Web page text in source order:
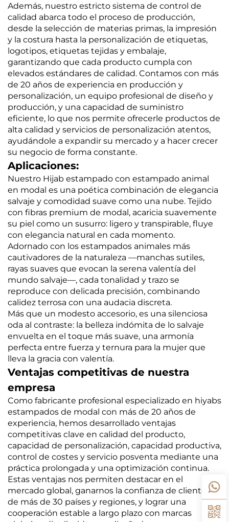
Además, nuestro estricto sistema de control de
calidad abarca todo el proceso de producción,
desde la selección de materias primas, la impresión
y la costura hasta la personalización de etiquetas,
logotipos, etiquetas tejidas y embalaje,
garantizando que cada producto cumpla con
elevados estándares de calidad. Contamos con más
de 20 años de experiencia en producción y
personalización, un equipo profesional de diseño y
producción, y una capacidad de suministro
eficiente, lo que nos permite ofrecerle productos de
alta calidad y servicios de personalización atentos,
ayudándole a expandir su mercado y a hacer crecer
su negocio de forma constante.
Aplicaciones:
Nuestro Hijab estampado con estampado animal
en modal es una poética combinación de elegancia
salvaje y comodidad suave como una nube. Tejido
con fibras premium de modal, acaricia suavemente
su piel como un susurro: ligero y transpirable, fluye
con elegancia natural en cada momento.
Adornado con los estampados animales más
cautivadores de la naturaleza —manchas sutiles,
rayas suaves que evocan la serena valentía del
mundo salvaje—, cada tonalidad y trazo se
reproduce con delicada precisión, combinando
calidez terrosa con una audacia discreta.
Más que un modesto accesorio, es una silenciosa
oda al contraste: la belleza indómita de lo salvaje
envuelta en el toque más suave, una armonía
perfecta entre fuerza y ternura para la mujer que
lleva la gracia con valentía.
Ventajas competitivas de nuestra
empresa
Como fabricante profesional especializado en hiyabs
estampados de modal con más de 20 años de
experiencia, hemos desarrollado ventajas
competitivas clave en calidad del producto,
capacidad de personalización, capacidad productiva,
control de costes y servicio posventa mediante una
práctica prolongada y una optimización continua.
Estas ventajas nos permiten destacar en el
mercado global, ganarnos la confianza de clientes
de más de 30 países y regiones, y lograr una
cooperación estable a largo plazo con marcas